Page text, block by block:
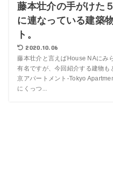
藤本壮介の手がけた
に連なっている建築
ト。
2020.10.06
藤本壮介と言えばHouse NAにみ
有名ですが、今回紹介する建物も
京アパートメント-Tokyo
にくっつ...